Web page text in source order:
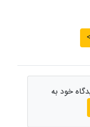
>
خود به